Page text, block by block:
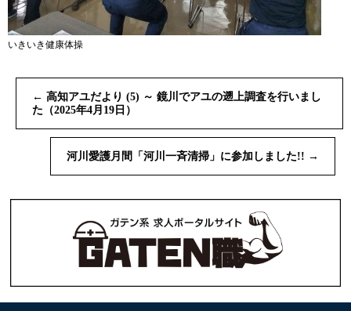
いきいき健康体操
← 高知アユだより (5) ～ 鏡川でアユの遡上調査を行いまし
た（2025年4月19日）
河川愛護月間「河川一斉清掃」に参加しました!! →